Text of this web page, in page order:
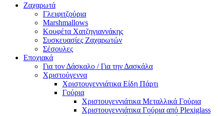
Ζαχαρωτά
Γλειφιτζούρια
Marshmallows
Κουφέτα Χατζηγιαννάκης
Συσκευασίες Ζαχαρωτών
Σέσουλες
Εποχιακά
Για τον Δάσκαλο / Για την Δασκάλα
Χριστούγεννα
Χριστουγεννιάτικα Είδη Πάρτι
Γούρια
Χριστουγεννιάτικα Μεταλλικά Γούρια
Χριστουγεννιάτικα Γούρια από Plexiglass